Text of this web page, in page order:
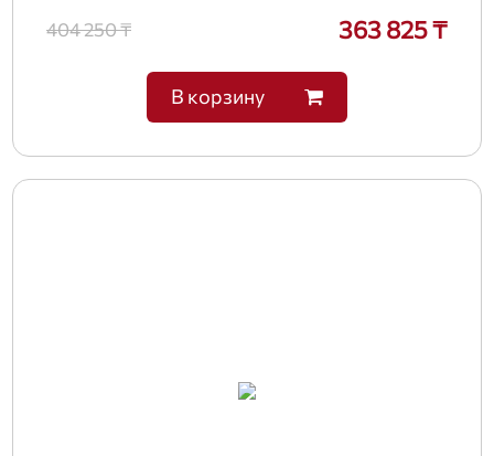
404 250 ₸ 363 825 ₸
В корзину